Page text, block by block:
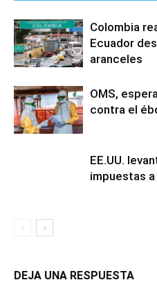
Colombia
Ecuador
aranceles
OMS,
contra el
EE.UU.
impuestas a
DEJA UNA RESPUESTA